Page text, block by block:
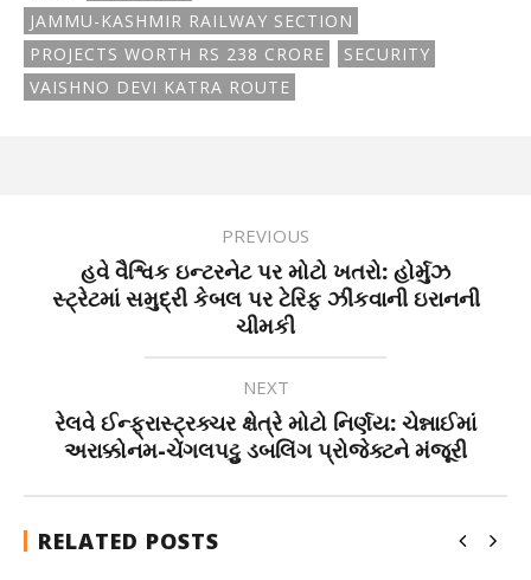
JAMMU-KASHMIR RAILWAY SECTION
PROJECTS WORTH RS 238 CRORE
SECURITY
VAISHNO DEVI KATRA ROUTE
PREVIOUS
હવે વૈશ્વિક ઇન્ટરનેટ પર મોટો ખતરો: હોર્મુઝ
સ્ટ્રેટમાં સમુદ્રી કેબલ પર ટેરિફ ઝીંકવાની ઇરાનની
ચીમકી
NEXT
રેલવે ઈન્ફ્રાસ્ટ્રક્ચર ક્ષેત્રે મોટો નિર્ણય: ચેન્નાઈમાં
અરાક્કોનમ-ચેંગલપટ્ટુ ડબલિંગ પ્રોજેક્ટને મંજૂરી
RELATED POSTS